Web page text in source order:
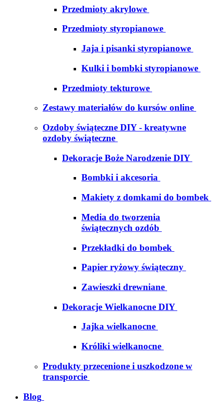
Przedmioty akrylowe
Przedmioty styropianowe
Jaja i pisanki styropianowe
Kulki i bombki styropianowe
Przedmioty tekturowe
Zestawy materiałów do kursów online
Ozdoby świąteczne DIY - kreatywne
ozdoby świąteczne
Dekoracje Boże Narodzenie DIY
Bombki i akcesoria
Makiety z domkami do bombek
Media do tworzenia
świątecznych ozdób
Przekładki do bombek
Papier ryżowy świąteczny
Zawieszki drewniane
Dekoracje Wielkanocne DIY
Jajka wielkanocne
Króliki wielkanocne
Produkty przecenione i uszkodzone w
transporcie
Blog